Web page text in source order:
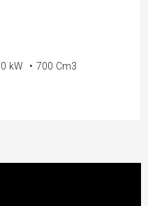
kW • 700 Cm3